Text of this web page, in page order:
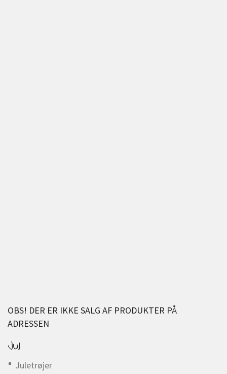
OBS! DER ER IKKE SALG AF PRODUKTER PÅ
ADRESSEN
Jul
Juletrøjer